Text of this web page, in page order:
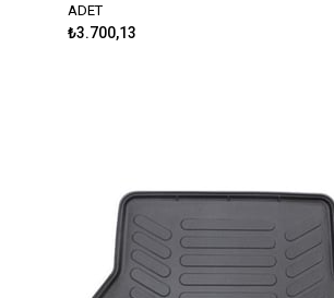
ADET
₺3.700,13